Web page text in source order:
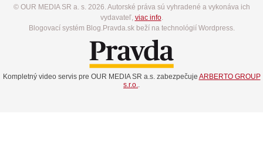
© OUR MEDIA SR a. s. 2026. Autorské práva sú vyhradené a vykonáva ich
vydavateľ, viac info.
Blogovací systém Blog.Pravda.sk beží na technológií Wordpress.
Kompletný video servis pre OUR MEDIA SR a.s. zabezpečuje ARBERTO GROUP
s.r.o..